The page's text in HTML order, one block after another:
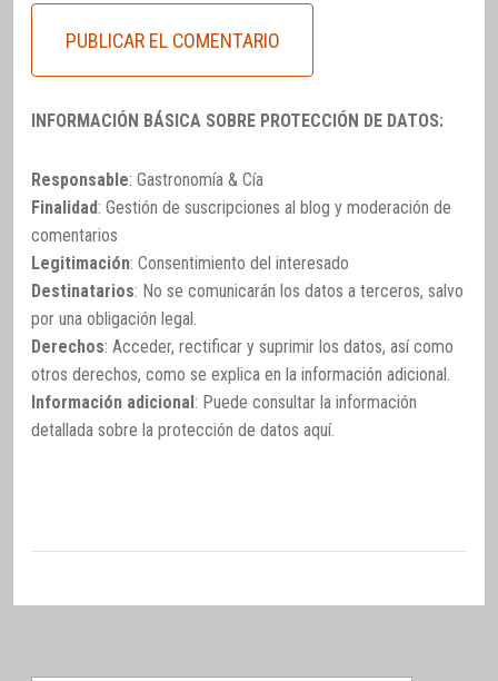
INFORMACIÓN BÁSICA SOBRE PROTECCIÓN DE DATOS:
Responsable: Gastronomía & Cía
Finalidad: Gestión de suscripciones al blog y moderación de
comentarios
Legitimación: Consentimiento del interesado
Destinatarios: No se comunicarán los datos a terceros, salvo
por una obligación legal.
Derechos: Acceder, rectificar y suprimir los datos, así como
otros derechos, como se explica en la información adicional.
Información adicional: Puede consultar la información
detallada sobre la protección de datos aquí.